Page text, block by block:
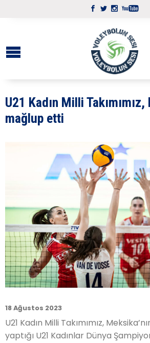
U21 Kadın Milli Takımımız,
mağlup etti
18 Ağustos 2023
U21 Kadın Milli Takımımız,
yaptığı U21 Kadınlar Dünya